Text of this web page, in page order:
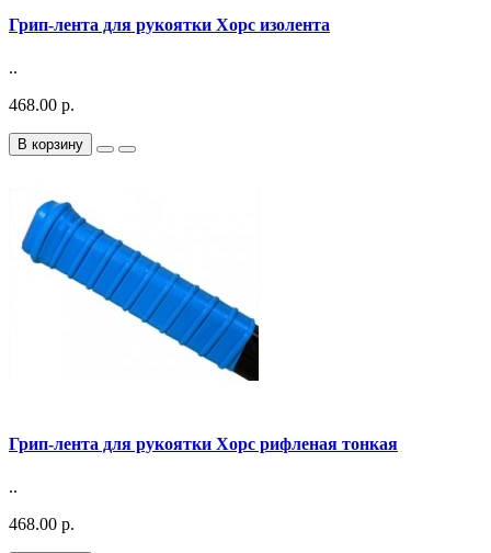
Грип-лента для рукоятки Хорс изолента
..
468.00 р.
В корзину
Грип-лента для рукоятки Хорс рифленая тонкая
..
468.00 р.